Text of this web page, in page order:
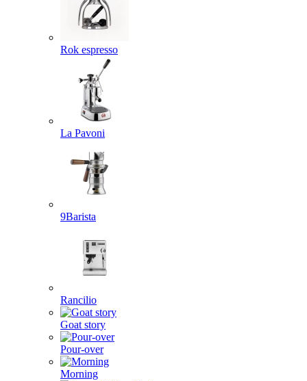
Rok espresso
La Pavoni
9Barista
Rancilio
Goat story
Pour-over
Morning